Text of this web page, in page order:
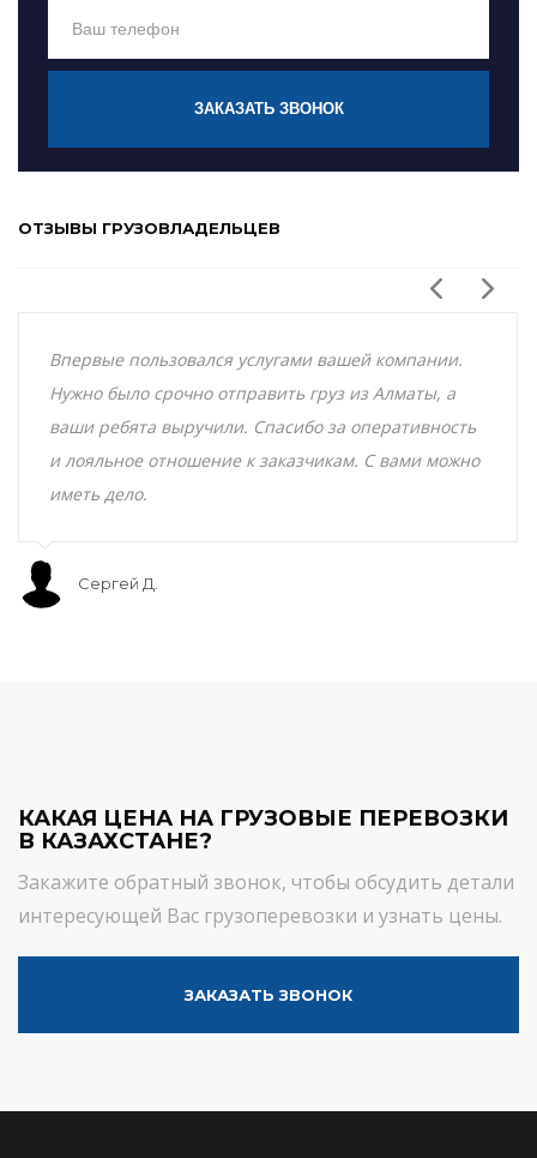
ЗАКАЗАТЬ ЗВОНОК
ОТЗЫВЫ ГРУЗОВЛАДЕЛЬЦЕВ
Впервые пользовался услугами вашей компании.
Нужно было срочно отправить груз из Алматы, а
ваши ребята выручили. Спасибо за оперативность
и лояльное отношение к заказчикам. С вами можно
иметь дело.
Сергей Д.
КАКАЯ ЦЕНА НА ГРУЗОВЫЕ ПЕРЕВОЗКИ
В КАЗАХСТАНЕ?
Закажите обратный звонок, чтобы обсудить детали
интересующей Вас грузоперевозки и узнать цены.
ЗАКАЗАТЬ ЗВОНОК